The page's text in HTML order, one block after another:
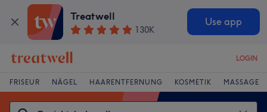
Treatwell
130K
Use app
LOGIN
FRISEUR NÄGEL HAARENTFERNUNG KOSMETIK MASSAGE